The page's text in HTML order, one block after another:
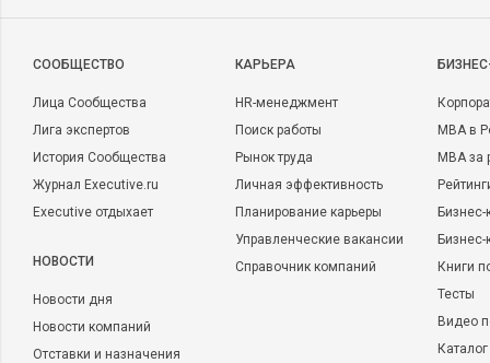
CООБЩЕСТВО
Лица Сообщества
Лига экспертов
История Сообщества
Журнал Executive.ru
Executive отдыхает
НОВОСТИ
Новости дня
Новости компаний
Отставки и назначения
КАРЬЕРА
HR-менеджмент
Поиск работы
Рынок труда
Личная эффективность
Планирование карьеры
Управленческие вакансии
Справочник компаний
MBA в
MBA
Бизнес-
Книги
Тесты
Видео